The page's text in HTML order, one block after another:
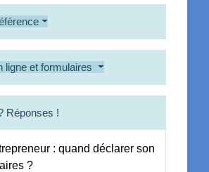
ligne et formulaires
Réponses !
: quand déclarer son
?